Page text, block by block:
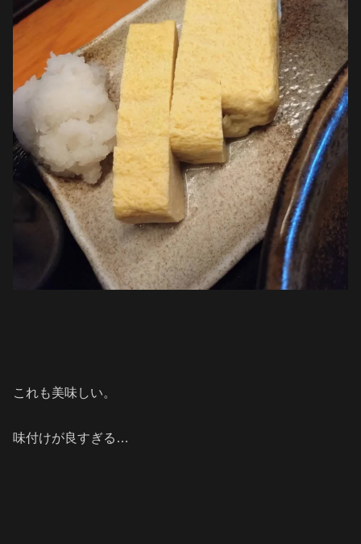
これも美味しい。
味付けが良すぎる…